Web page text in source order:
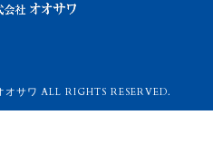
サワ ALL RIGHTS RESERVED.